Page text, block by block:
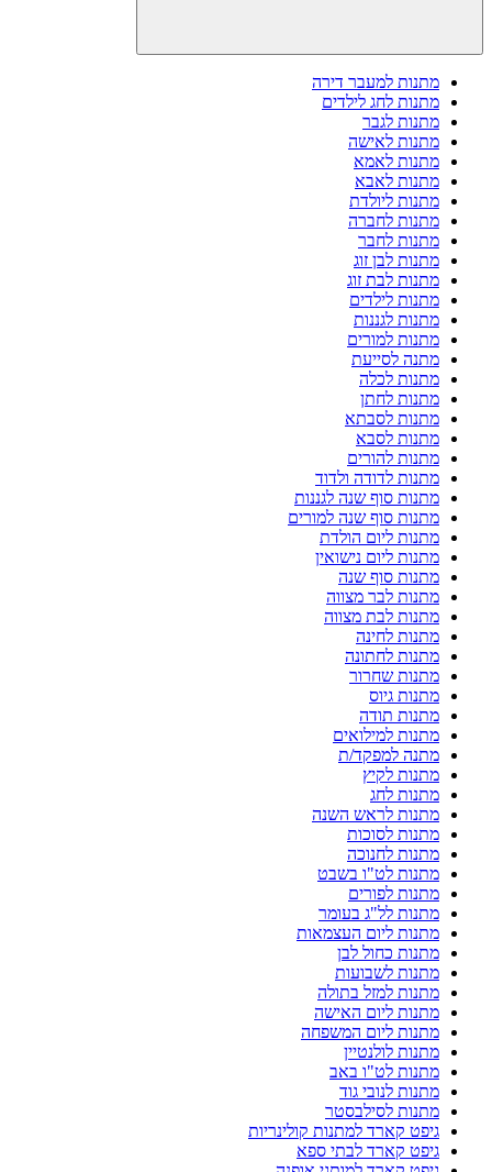
מתנות למעבר דירה
מתנות לחג לילדים
מתנות לגבר
מתנות לאישה
מתנות לאמא
מתנות לאבא
מתנות ליולדת
מתנות לחברה
מתנות לחבר
מתנות לבן זוג
מתנות לבת זוג
מתנות לילדים
מתנות לגננות
מתנות למורים
מתנה לסייעת
מתנות לכלה
מתנות לחתן
מתנות לסבתא
מתנות לסבא
מתנות להורים
מתנות לדודה ולדוד
מתנות סוף שנה לגננות
מתנות סוף שנה למורים
מתנות ליום הולדת
מתנות ליום נישואין
מתנות סוף שנה
מתנות לבר מצווה
מתנות לבת מצווה
מתנות לחינה
מתנות לחתונה
מתנות שחרור
מתנות גיוס
מתנות תודה
מתנות למילואים
מתנה למפקד/ת
מתנות לקיץ
מתנות לחג
מתנות לראש השנה
מתנות לסוכות
מתנות לחנוכה
מתנות לט"ו בשבט
מתנות לפורים
מתנות לל"ג בעומר
מתנות ליום העצמאות
מתנות כחול לבן
מתנות לשבועות
מתנות למזל בתולה
מתנות ליום האישה
מתנות ליום המשפחה
מתנות לולנטיין
מתנות לט"ו באב
מתנות לנובי גוד
מתנות לסילבסטר
גיפט קארד למתנות קולינריות
גיפט קארד לבתי ספא